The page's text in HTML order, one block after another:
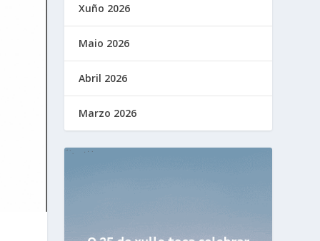
Xuño 2026
Maio 2026
Abril 2026
Marzo 2026